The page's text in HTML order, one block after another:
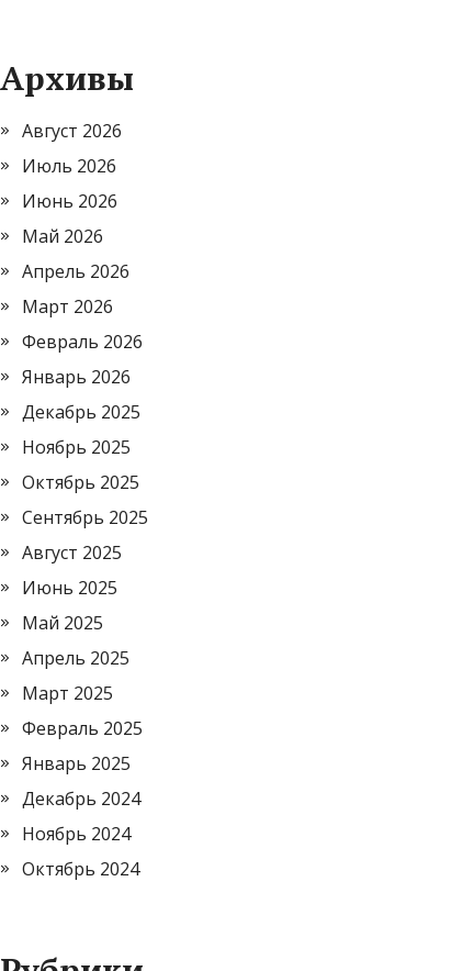
Архивы
Август 2026
Июль 2026
Июнь 2026
Май 2026
Апрель 2026
Март 2026
Февраль 2026
Январь 2026
Декабрь 2025
Ноябрь 2025
Октябрь 2025
Сентябрь 2025
Август 2025
Июнь 2025
Май 2025
Апрель 2025
Март 2025
Февраль 2025
Январь 2025
Декабрь 2024
Ноябрь 2024
Октябрь 2024